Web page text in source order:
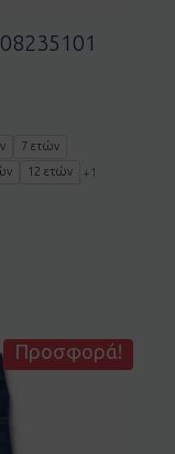
7 ετών
12 ετών +1
Προσφορά!